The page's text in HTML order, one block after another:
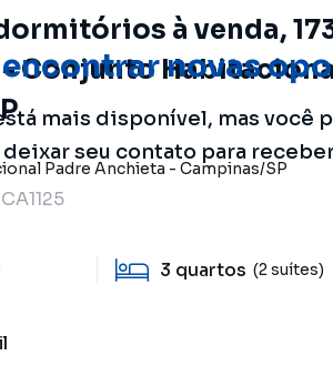
novas
mais disponível, mas você
seu contato para
à venda,
Conjunto
Padre Anchieta - Campinas/SP
CA1125
3 quartos (2 suítes)